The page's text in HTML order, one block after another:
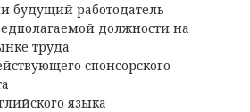
будущий работодатель
должности на
труда
спонсорского
языка